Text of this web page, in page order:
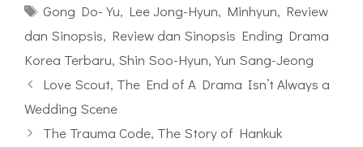
Tag
Gong Do-Yu, Lee Jong-Hyun, Minhyun, Review
dan Sinopsis, Review dan Sinopsis Ending Drama
Korea Terbaru, Shin Soo-Hyun, Yun Sang-Jeong
Love Scout, The End of A Drama Isn’t Always a
Wedding Scene
The Trauma Code, The Story of Hankuk